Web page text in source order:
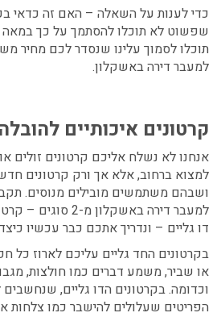
כדי לענות על השאלה – האם זה כדאי
שפשוט לא תוכלו להסתמך על כך
תוכלו לסמוך עלינו שנסדר לכם מחיר
למעבר דירה באשקלון.
קרטונים איכותיים
אנחנו לא נשלח אליכם קרטונים זולים
למצוא ברחוב, אלא אך ורק קרטונים
ושבהם משתמשים מובילים מנוסים.
למעבר דירה באשקלון
מ-2 סוגים –
דו גליים – ונדריך אתכם כבר עכשיו
בקרטונים החד גליים עליכם לארוז כל
או שביר, משמע דברים כמו חולצות,
וכדומה. בקרטונים הדו גליים, שנחשבים
הפריטים שעלולים להישבר כמו צלחות